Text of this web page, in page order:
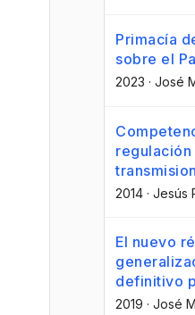
Primacía
sobre el
2023 · José
2014 · Jesús
El nuevo
definitivo
2019 · José